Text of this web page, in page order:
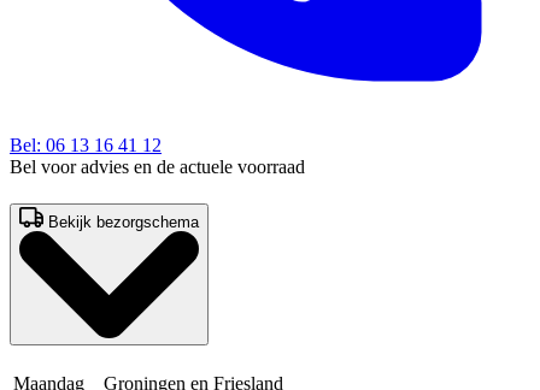
Bel: 06 13 16 41 12
Bel voor advies en de actuele voorraad
Bekijk bezorgschema
Maandag
Groningen en Friesland